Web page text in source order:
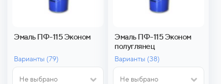
Эмаль ПФ-115 Эконом
Варианты (79)
Не выбрано
Эмаль ПФ-115 Эконом
полуглянец
Варианты (38)
Не выбрано